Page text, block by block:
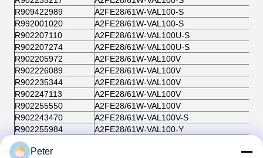
R909422989
A2FE28/61W-VAL100-S
R992001020
A2FE28/61W-VAL100-S
R902207110
A2FE28/61W-VAL100U-S
R902207274
A2FE28/61W-VAL100U-S
R902205972
A2FE28/61W-VAL100V
R902226089
A2FE28/61W-VAL100V
R902235344
A2FE28/61W-VAL100V
R902247113
A2FE28/61W-VAL100V
R902255550
A2FE28/61W-VAL100V
R902243470
A2FE28/61W-VAL100V-S
R902255984
A2FE28/61W-VAL100-Y
R902193538
R909442722
Peter